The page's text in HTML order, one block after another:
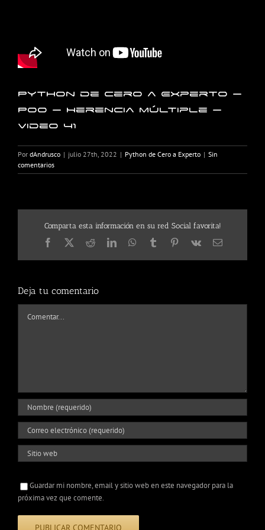
Python de Cero a Experto –
POO – Herencia múltiple –
Video 41
Por dAndrusco | julio 27th, 2022 | Python de Cero a Experto | Sin
comentarios
Comparta esta información en su red Social favorita!
Facebook
X RedditLinkedInWhatsApp
TumblrPinterest
Vk
Correo
Deja tu comentario
Guardar mi nombre, email y sitio web en este navegador para la
próxima vez que comente.